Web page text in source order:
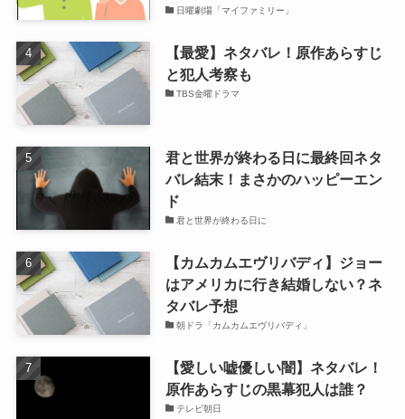
日曜劇場「マイファミリー」
【最愛】ネタバレ！原作あらすじ
と犯人考察も
TBS金曜ドラマ
君と世界が終わる日に最終回ネタ
バレ結末！まさかのハッピーエン
ド
君と世界が終わる日に
【カムカムエヴリバディ】ジョー
はアメリカに行き結婚しない？ネ
タバレ予想
朝ドラ「カムカムエヴリバディ」
【愛しい嘘優しい闇】ネタバレ！
原作あらすじの黒幕犯人は誰？
テレビ朝日